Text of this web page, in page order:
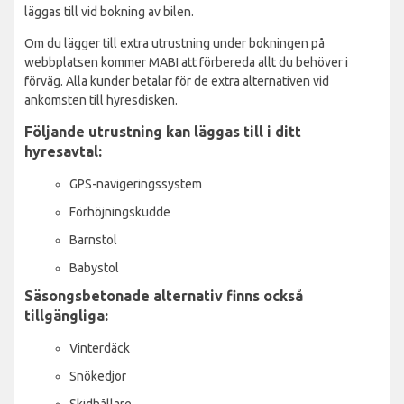
läggas till vid bokning av bilen.
Om du lägger till extra utrustning under bokningen på
webbplatsen kommer MABI att förbereda allt du behöver i
förväg. Alla kunder betalar för de extra alternativen vid
ankomsten till hyresdisken.
Följande utrustning kan läggas till i ditt
hyresavtal:
GPS-navigeringssystem
Förhöjningskudde
Barnstol
Babystol
Säsongsbetonade alternativ finns också
tillgängliga:
Vinterdäck
Snökedjor